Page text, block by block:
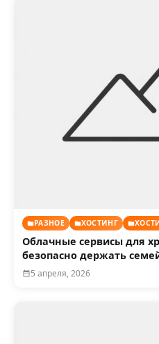
РАЗНОЕ ХОСТИНГ
Облачные сервисы для
безопасно держать
5 апреля, 2026